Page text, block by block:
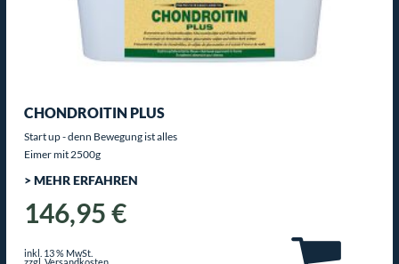
CHONDROITIN PLUS
Start up - denn Bewegung ist alles
Eimer mit 2500g
> MEHR ERFAHREN
146,95 €
inkl. 13 % MwSt.